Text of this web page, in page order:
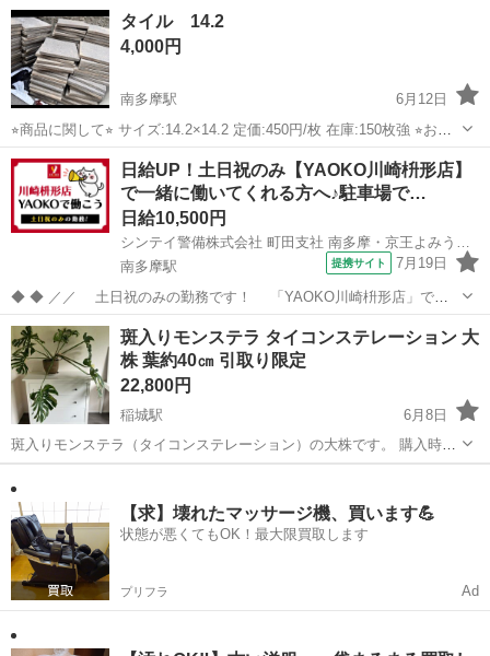
ル、お貸し出しします。 他に掲載しているクラブなどと組み合わせて
も良いです♪ 詳細...
東京 稲城市 その他
タイル 14.2
4,000円
南多摩駅
6月12日
⭐︎商品に関して⭐︎ サイズ:14.2×14.2 定価:450円/枚 在庫:150枚強 ⭐︎お取
引に関して⭐︎ 在庫全てでの価格です。 南多摩駅より車で2分ほどの自
宅へ取りに来ていただきます。日時は2-3個候補をお送りくだ...
東京 稲城市 南多摩駅 その他 タイル
日給UP！土日祝のみ【YAOKO川崎枡形店】
で一緒に働いてくれる方へ♪駐車場で…
日給10,500円
シンテイ警備株式会社 町田支社 南多摩・京王よみうりランド(39)エリア/A3203200109
南多摩駅
提携サイト 7月19日
◆ ◆ ／／ 土日祝のみの勤務です！ 「YAOKO川崎枡形店」で働
きませんか？ 週1日～OK♪ ＼＼ 未経験スタート9割以上！ 基本は11
時～20時で実働8時間の勤務です◎
・・・・・・・・・・・・・・・・・・・...
東京 稲城市 南多摩駅
斑入りモンステラ タイコンステレーション 大
株 葉約40㎝ 引取り限定
22,800円
稲城駅
6月8日
斑入りモンステラ（タイコンステレーション）の大株です。 購入時は
約4万円でした。 育成により大きく立派に成長し、新芽も次々と展開
している元気な株です。 葉のサイズは約35～40㎝ほどあり、存在感が
あります。...
【求】壊れたマッサージ機、買います💪
状態が悪くてもOK！最大限買取します
プリフラ Ad